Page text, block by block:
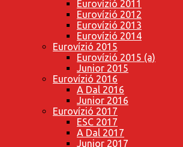
Eurovízió 2011
Eurovízió 2012
Eurovízió 2013
Eurovízió 2014
Eurovízió 2015
Eurovízió 2015 (a)
Junior 2015
Eurovízió 2016
A Dal 2016
Junior 2016
Eurovízió 2017
ESC 2017
A Dal 2017
Junior 2017